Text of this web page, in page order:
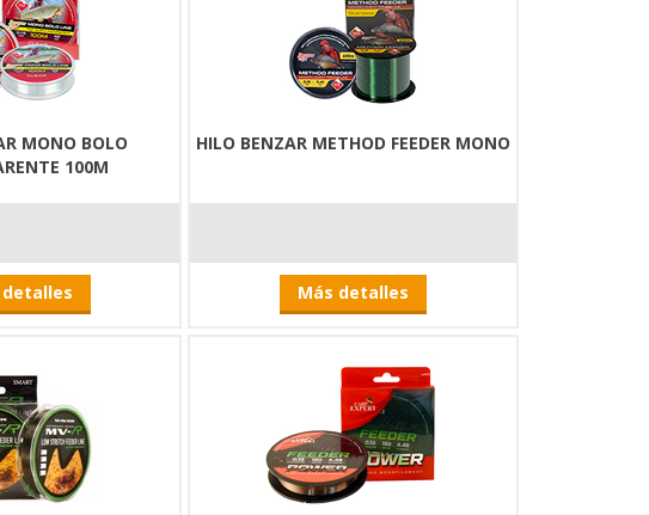
MONO BOLO
100M
detalles
HILO BENZAR METHOD FEEDER MONO
Más detalles